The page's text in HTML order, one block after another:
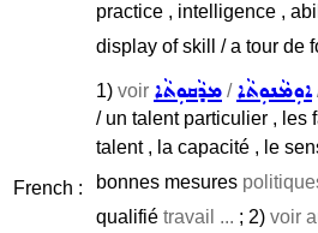
practice , intelligence ,
display of skill / a tour de
French :
1) voir ܡܕܵܩܘܼܬܵܐ /ܐܘܼܡܵܢܘܼܬܵܐ
/ un talent particulier , les
talent , la capacité , le
bonnes mesures
qualifié travail ... ; 2) voir